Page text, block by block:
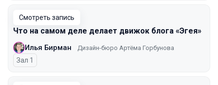
Смотреть запись
Что на самом деле делает движок блога «Эгея»
Илья Бирман Дизайн-бюро Артёма Горбунова
Зал 1